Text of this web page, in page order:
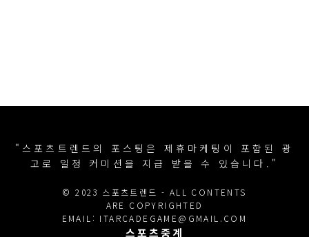
"스포츠트렌드의 포스팅은 제휴마케팅이 포함된 광
고로 일정 커미션을 지급 받을 수 있습니다."
© 2023 스포츠트렌드 - ALL CONTENTS
ARE COPYRIGHTED
EMAIL: ITARCADEGAME@GMAIL.COM
스포츠중계